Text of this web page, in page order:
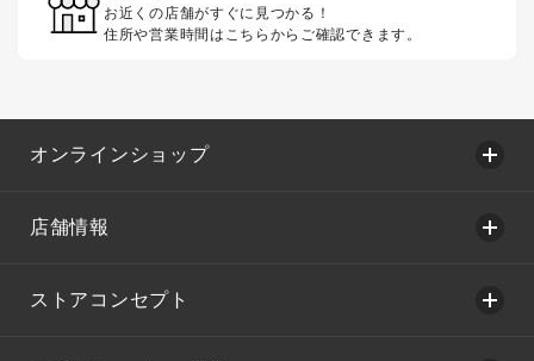
お近くの店舗がすぐに見つかる！
住所や営業時間はこちらからご確認できます。
オンラインショップ
店舗情報
ストアコンセプト